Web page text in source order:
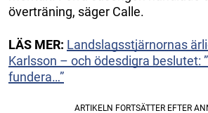
överträning, säger Calle.
LÄS MER: Landslagsstjärnornas
Karlsson – och ödesdigra beslutet:
fundera…”